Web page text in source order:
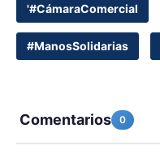
'#CámaraComercial
#ManosSolidarias
Comentarios 0